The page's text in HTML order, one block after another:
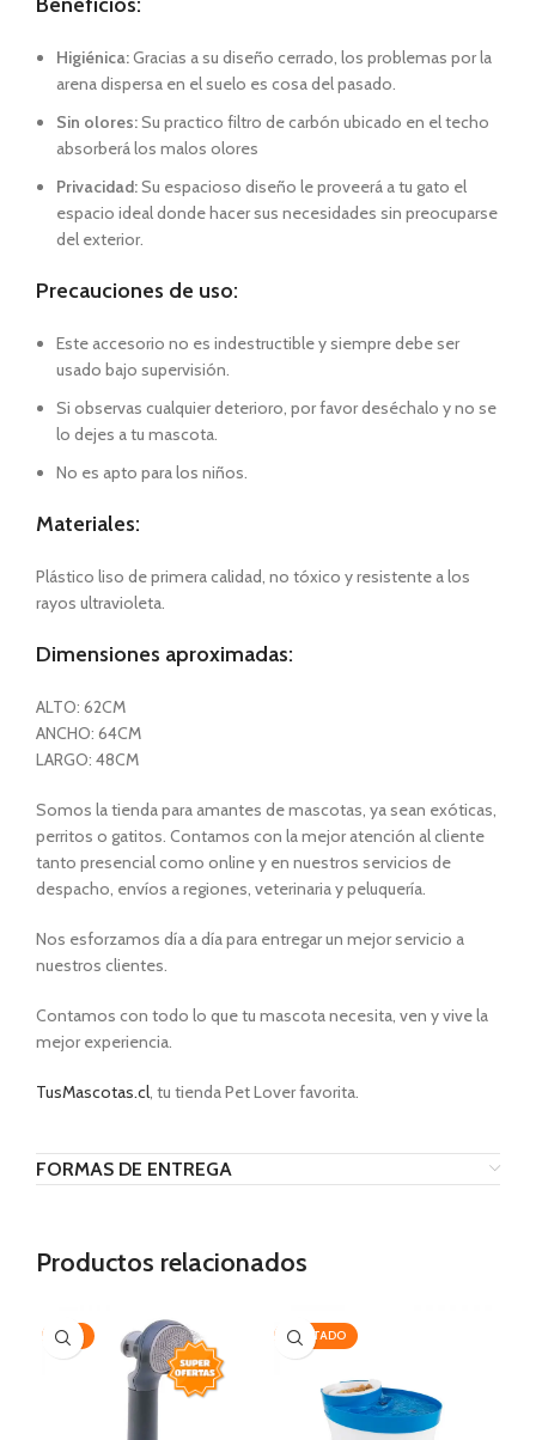
Higiénica:Gracias a su diseño cerrado, los problemas por la
arena dispersa en el suelo es cosa del pasado.
Sin olores:Su practico filtro de carbón ubicado en el techo
absorberá los malos olores
Privacidad:Su espacioso diseño le proveerá a tu gato el
espacio ideal donde hacer sus necesidades sin preocuparse
del exterior.
Precauciones de uso:
Este accesorio no es indestructible y siempre debe ser
usado bajo supervisión.
Si observas cualquier deterioro, por favor deséchalo y no se
lo dejes a tu mascota.
No es apto para los niños.
Materiales:
Plástico liso de primera calidad, no tóxico y resistente a los
rayos ultravioleta.
Dimensiones aproximadas:
ALTO: 62CM
ANCHO: 64CM
LARGO: 48CM
Somos la tienda para amantes de mascotas, ya sean exóticas,
perritos o gatitos. Contamos con la mejor atención al cliente
tanto presencial como online y en nuestros servicios de
despacho, envíos a regiones, veterinaria y peluquería.
Nos esforzamos día a día para entregar un mejor servicio a
nuestros clientes.
Contamos con todo lo que tu mascota necesita, ven y vive la
mejor experiencia.
TusMascotas.cl, tu tienda Pet Lover favorita.
FORMAS DE ENTREGA
Productos relacionados
-35% AGOTADO